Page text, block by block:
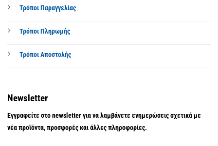
Τρόποι Παραγγελίας
Τρόποι Πληρωμής
Τρόποι Αποστολής
Newsletter
Εγγραφείτε στο newsletter για να λαμβάνετε ενημερώσεις σχετικά με
νέα προϊόντα, προσφορές και άλλες πληροφορίες.